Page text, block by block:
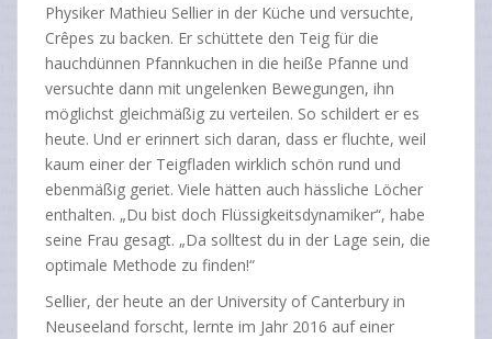
Physiker Mathieu Sellier in der Küche und versuchte,
Crêpes zu backen. Er schüttete den Teig für die
hauchdünnen Pfannkuchen in die heiße Pfanne und
versuchte dann mit ungelenken Bewegungen, ihn
möglichst gleichmäßig zu verteilen. So schildert er es
heute. Und er erinnert sich daran, dass er fluchte, weil
kaum einer der Teigfladen wirklich schön rund und
ebenmäßig geriet. Viele hätten auch hässliche Löcher
enthalten. „Du bist doch Flüssigkeitsdynamiker“, habe
seine Frau gesagt. „Da solltest du in der Lage sein, die
optimale Methode zu finden!“
Sellier, der heute an der University of Canterbury in
Neuseeland forscht, lernte im Jahr 2016 auf einer